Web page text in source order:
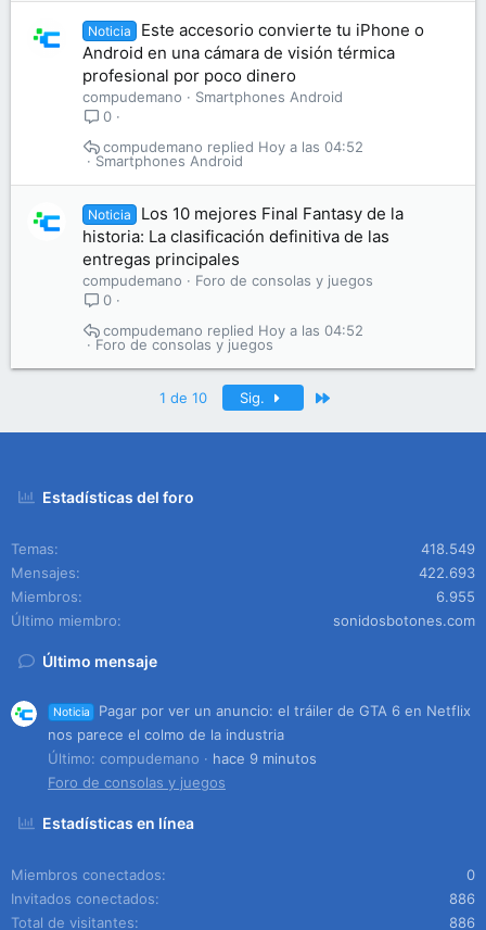
Noticia
Este accesorio convierte tu iPhone o
Android en una cámara de visión térmica
profesional por poco dinero
compudemano
Smartphones Android
0
Smartphones Android
Hoy a las 04:52
compudemano
Noticia
Los 10 mejores Final Fantasy de la
historia: La clasificación definitiva de las
entregas principales
compudemano
Foro de consolas y juegos
0
Foro de consolas y juegos
Hoy a las 04:52
compudemano
1 de 10 Sig.
Estadísticas del foro
Temas
418.549
Mensajes
422.693
Miembros
6.955
Último miembro
sonidosbotones.com
Último mensaje
Noticia
Pagar por ver un anuncio: el tráiler de GTA 6 en Netflix
nos parece el colmo de la industria
Último: compudemano
hace 9 minutos
Foro de consolas y juegos
Estadísticas en línea
Miembros conectados
0
Invitados conectados
886
Total de visitantes
886